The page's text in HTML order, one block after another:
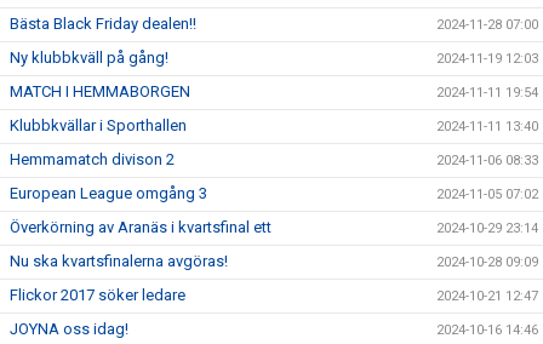
Bästa Black Friday dealen!! 2024-11-28 07:00
Ny klubbkväll på gång! 2024-11-19 12:03
MATCH I HEMMABORGEN 2024-11-11 19:54
Klubbkvällar i Sporthallen 2024-11-11 13:40
Hemmamatch divison 2 2024-11-06 08:33
European League omgång 3 2024-11-05 07:02
Överkörning av Aranäs i kvartsfinal ett 2024-10-29 23:14
Nu ska kvartsfinalerna avgöras! 2024-10-28 09:09
Flickor 2017 söker ledare 2024-10-21 12:47
JOYNA oss idag! 2024-10-16 14:46